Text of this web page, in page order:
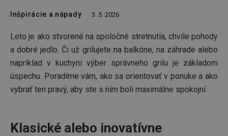
Inšpirácie a nápady 3. 5. 2026
Leto je ako stvorené na spoločné stretnutia, chvíle pohody
a dobré jedlo. Či už grilujete na balkóne, na záhrade alebo
napríklad v kuchyni výber správneho grilu je základom
úspechu. Poradíme vám, ako sa orientovať v ponuke a ako
vybrať ten pravý, aby ste s ním boli maximálne spokojní.
Klasické alebo inovatívne